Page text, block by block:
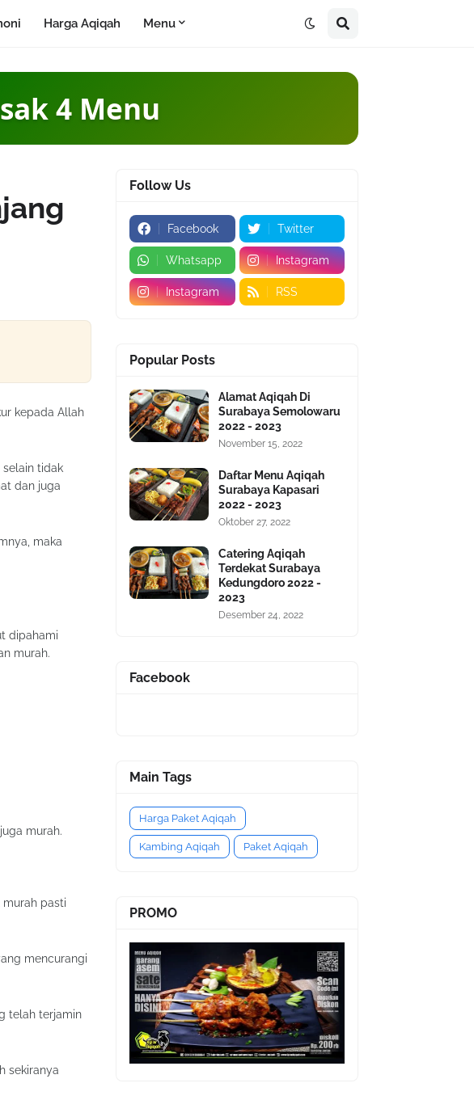
Harga Aqiqah Menu
4 Menu
kepada Allah
selain tidak
dan juga
maka
dipahami
murah.
murah.
pasti
mencurangi
telah terjamin
sekiranya
Follow Us
Facebook Twitter
Whatsapp Instagram
Instagram RSS
Popular Posts
Alamat Aqiqah Di
Surabaya Semolowaru
2022 - 2023
November 15, 2022
Daftar Menu Aqiqah
Surabaya Kapasari
2022 - 2023
Oktober 27, 2022
Catering Aqiqah
Terdekat Surabaya
Kedungdoro 2022 -
2023
Desember 24, 2022
Facebook
Main Tags
Harga Paket Aqiqah
Kambing Aqiqah Paket Aqiqah
PROMO